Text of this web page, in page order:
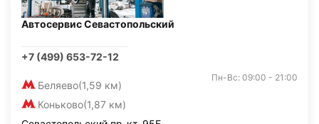
Автосервис Севастопольский
+7 (499) 653-72-12
Беляево(1,59 км)
Коньково(1,87 км)
Пн-Вс: 09:00 - 21:00